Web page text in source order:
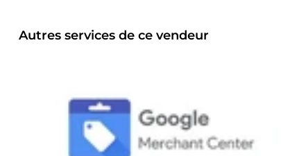
tableaux de bord Looker Studio personnalisés qui
multicanal ✨ Faisons travailler vos données pour
Autres services de ce vendeur